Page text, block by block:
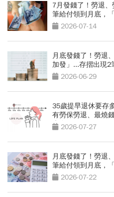
7月發錢了！勞退
筆給付領到月底，
2026-07-14
月底發錢了！勞退
加發」...存摺出現2
2026-06-29
35歲提早退休要存
有勞保勞退、最燒
光存款
2026-07-27
月底發錢了！勞退
筆給付領到月底，
2026-07-22